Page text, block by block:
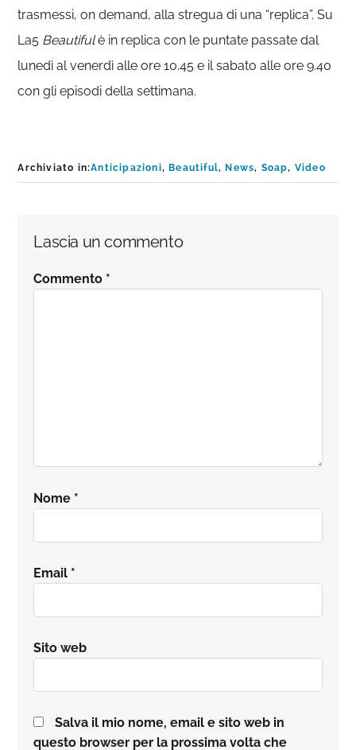
trasmessi, on demand, alla stregua di una “replica”. Su
La5 Beautifulè in replica con le puntate passate dal
lunedì al venerdì alle ore 10.45 e il sabato alle ore 9.40
con gli episodi della settimana.
Archiviato in:Anticipazioni,Beautiful,News, Soap, Video
Interazioni
del
Lascia un commento
Commento *
Nome *
Email *
Sito web
Salva il mio nome, email e sito web in
questo browser per la prossima volta che